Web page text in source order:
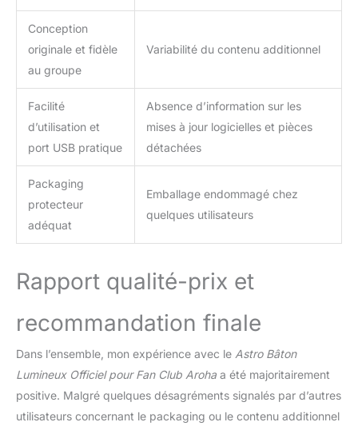
Conception
originale et fidèle
au groupe
Variabilité du contenu additionnel
Facilité
d’utilisation et
port USB pratique
Absence d’information sur les
mises à jour logicielles et pièces
détachées
Packaging
protecteur
adéquat
Emballage endommagé chez
quelques utilisateurs
Rapport qualité-prix et
recommandation finale
Dans l’ensemble, mon expérience avec le Astro Bâton
Lumineux Officiel pour Fan Club Aroha a été majoritairement
positive. Malgré quelques désagréments signalés par d’autres
utilisateurs concernant le packaging ou le contenu additionnel